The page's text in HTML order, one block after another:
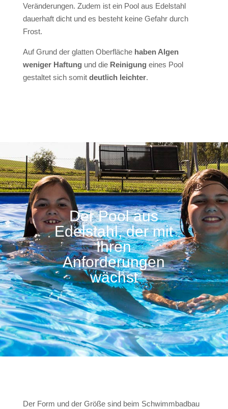
Veränderungen. Zudem ist ein Pool aus Edelstahl
dauerhaft dicht und es besteht keine Gefahr durch
Frost.
Auf Grund der glatten Oberfläche haben Algen
weniger Haftung und die Reinigung eines Pool
gestaltet sich somit deutlich leichter.
Der Pool aus
Edelstahl, der mit
Ihren
Anforderungen
wächst
Der Form und der Größe sind beim Schwimmbadbau